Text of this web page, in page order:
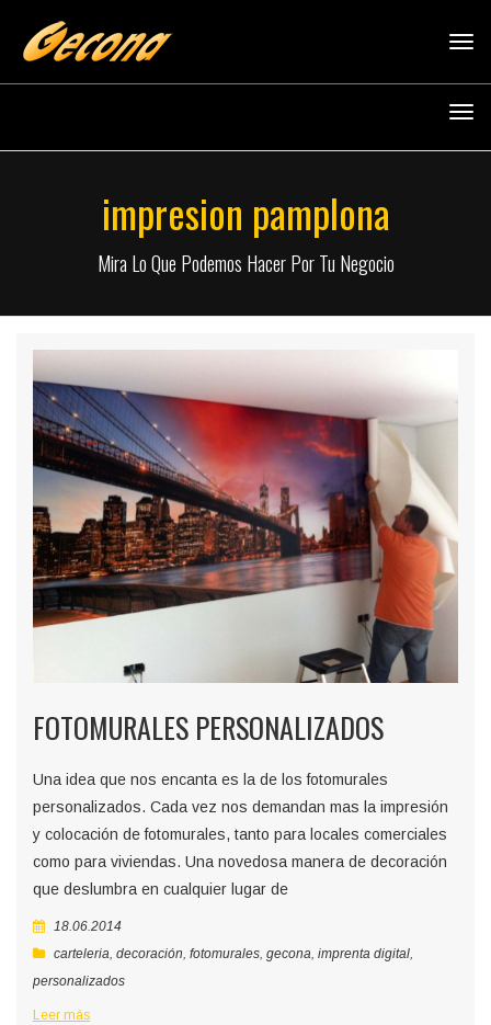
impresion pamplona
Mira Lo Que Podemos Hacer Por Tu Negocio
FOTOMURALES PERSONALIZADOS
Una idea que nos encanta es la de los fotomurales
personalizados. Cada vez nos demandan mas la impresión
y colocación de fotomurales, tanto para locales comerciales
como para viviendas. Una novedosa manera de decoración
que deslumbra en cualquier lugar de
18.06.2014
carteleria, decoración, fotomurales, gecona, imprenta digital,
personalizados
Leer más